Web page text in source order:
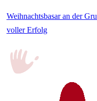
Weihnachtsbasar an der
voller Erfolg